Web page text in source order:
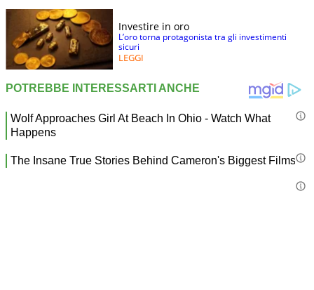
Investire in oro
L’oro torna protagonista tra gli investimenti
sicuri
LEGGI